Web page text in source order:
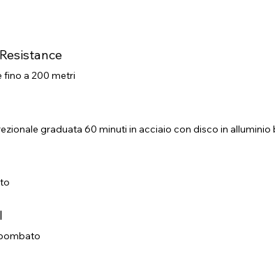
fino a 200 metri
graduata 60 minuti in acciaio con disco in alluminio